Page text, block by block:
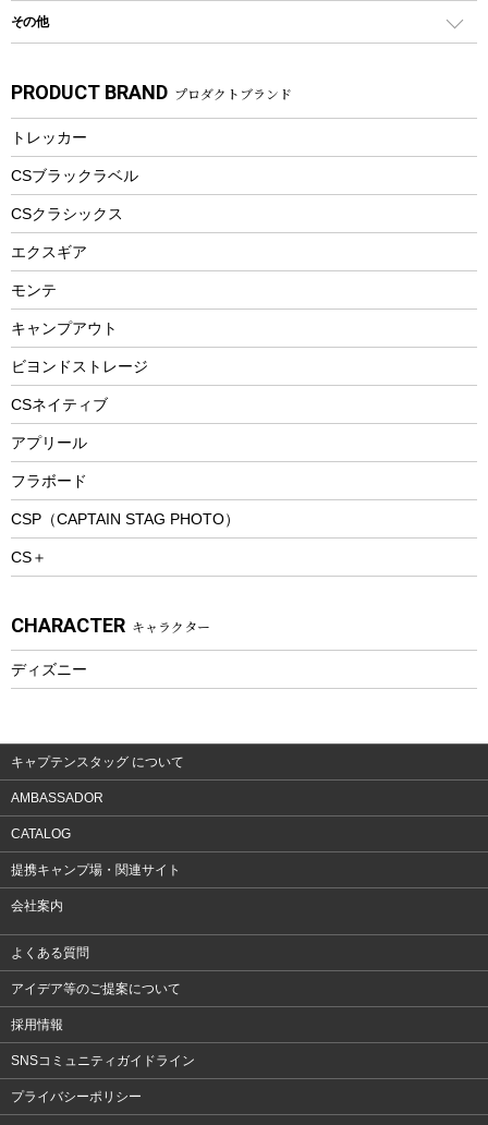
カトラリー
マグカップ、カップ
ステンレスボトル
フードボトル
トレー
ランチョンマット
ランチボックス
その他アウトドア雑貨
スプレー関係
ツール、他
パドル
ヘルメット
エアーポンプ
アクセサリー
シティサイクル
自転車ウェア
ラッシュガード
パラソル
フローティングベスト
ヘルメット
エアーポンプ
ビーチテント
ウィンター
スノーシュー
防寒ウェア
トレッキング
トレッキングアクセサリー
プレイグッズ
ウェルネス
ウェア、タオル
ウェア
その他
湯たんぽ
防災用品
PRODUCT BRAND プロダクトブランド
トレッカー
CSブラックラベル
CSクラシックス
エクスギア
モンテ
キャンプアウト
ビヨンドストレージ
CSネイティブ
アプリール
フラボード
CSP（CAPTAIN STAG PHOTO）
CS＋
CHARACTER キャラクター
ディズニー
キャプテンスタッグ について
AMBASSADOR
CATALOG
提携キャンプ場・関連サイト
会社案内
よくある質問
アイデア等のご提案について
採用情報
SNSコミュニティガイドライン
プライバシーポリシー